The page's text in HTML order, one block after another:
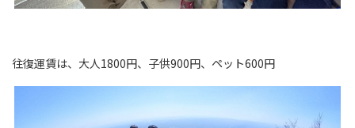
往復運賃は、大人1800円、子供900円、ペット600円